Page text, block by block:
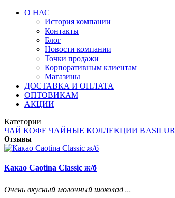
О НАС
История компании
Контакты
Блог
Новости компании
Точки продажи
Корпоративным клиентам
Магазины
ДОСТАВКА И ОПЛАТА
ОПТОВИКАМ
АКЦИИ
Категории
ЧАЙ КОФЕ ЧАЙНЫЕ КОЛЛЕКЦИИ BASILUR
Отзывы
Какао Caotina Classic ж/б
Очень вкусный молочный шоколад ...